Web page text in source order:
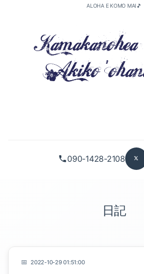
090-1428-2108
ALOHA E KOMO MAI🎵
日記
2022-10-29 01:51:00